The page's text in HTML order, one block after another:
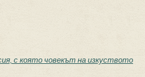
с която човекът на изкуството